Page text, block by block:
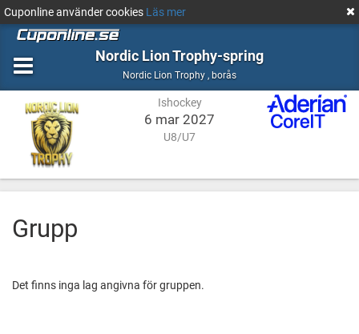
Cuponline använder cookies Läs mer
Nordic Lion Trophy-spring
Nordic Lion Trophy , Ishockey
boråsborås
Ishockey
6 mar 2027
U8/U7
Grupp
Det finns inga lag angivna för gruppen.